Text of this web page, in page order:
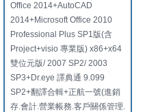
Office 2014+AutoCAD
2014+Microsoft Office 2010
Professional Plus SP1版(含
Project+visio 專業版) x86+x64
雙位元版/ 2007 SP2/ 2003
SP3+Dr.eye 譯典通 9.099
SP2+翻譯合輯+正航一號(進銷
存.會計.營業帳務.客戶關係管理.